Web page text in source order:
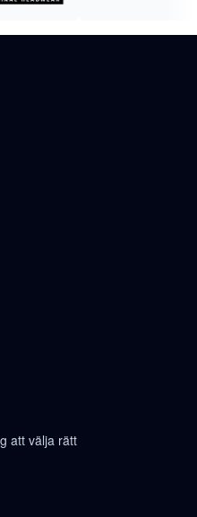
att välja rätt